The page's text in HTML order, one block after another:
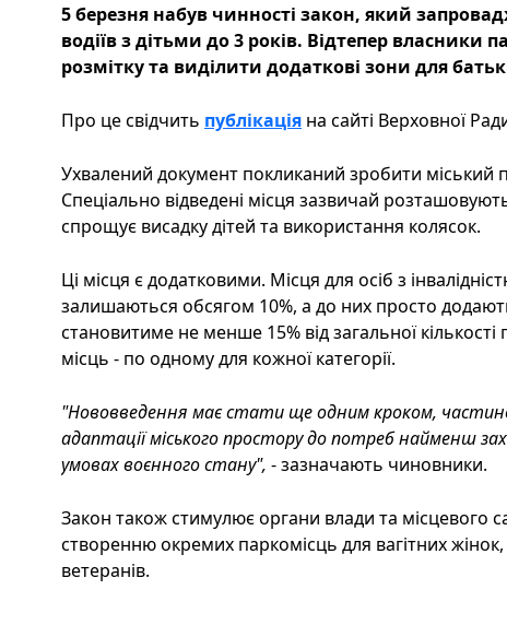
5 березня набув чинності закон, який
водіїв з дітьми до 3 років. Відтепер власники
розмітку та виділити додаткові зони для
Про це свідчить публікація на сайті Верховної
Ухвалений документ покликаний зробити міський
Спеціально відведені місця зазвичай
спрощує висадку дітей та використання колясок.
Ці місця є додатковими. Місця для осіб з
залишаються обсягом 10%, а до них просто
становитиме не менше 15% від загальної
місць - по одному для кожної категорії.
"Нововведення має стати ще одним кроком,
адаптації міського простору до потреб найменш
умовах воєнного стану", - зазначають чиновники.
Закон також стимулює органи влади та місцевого
створенню окремих паркомісць для вагітних
ветеранів.